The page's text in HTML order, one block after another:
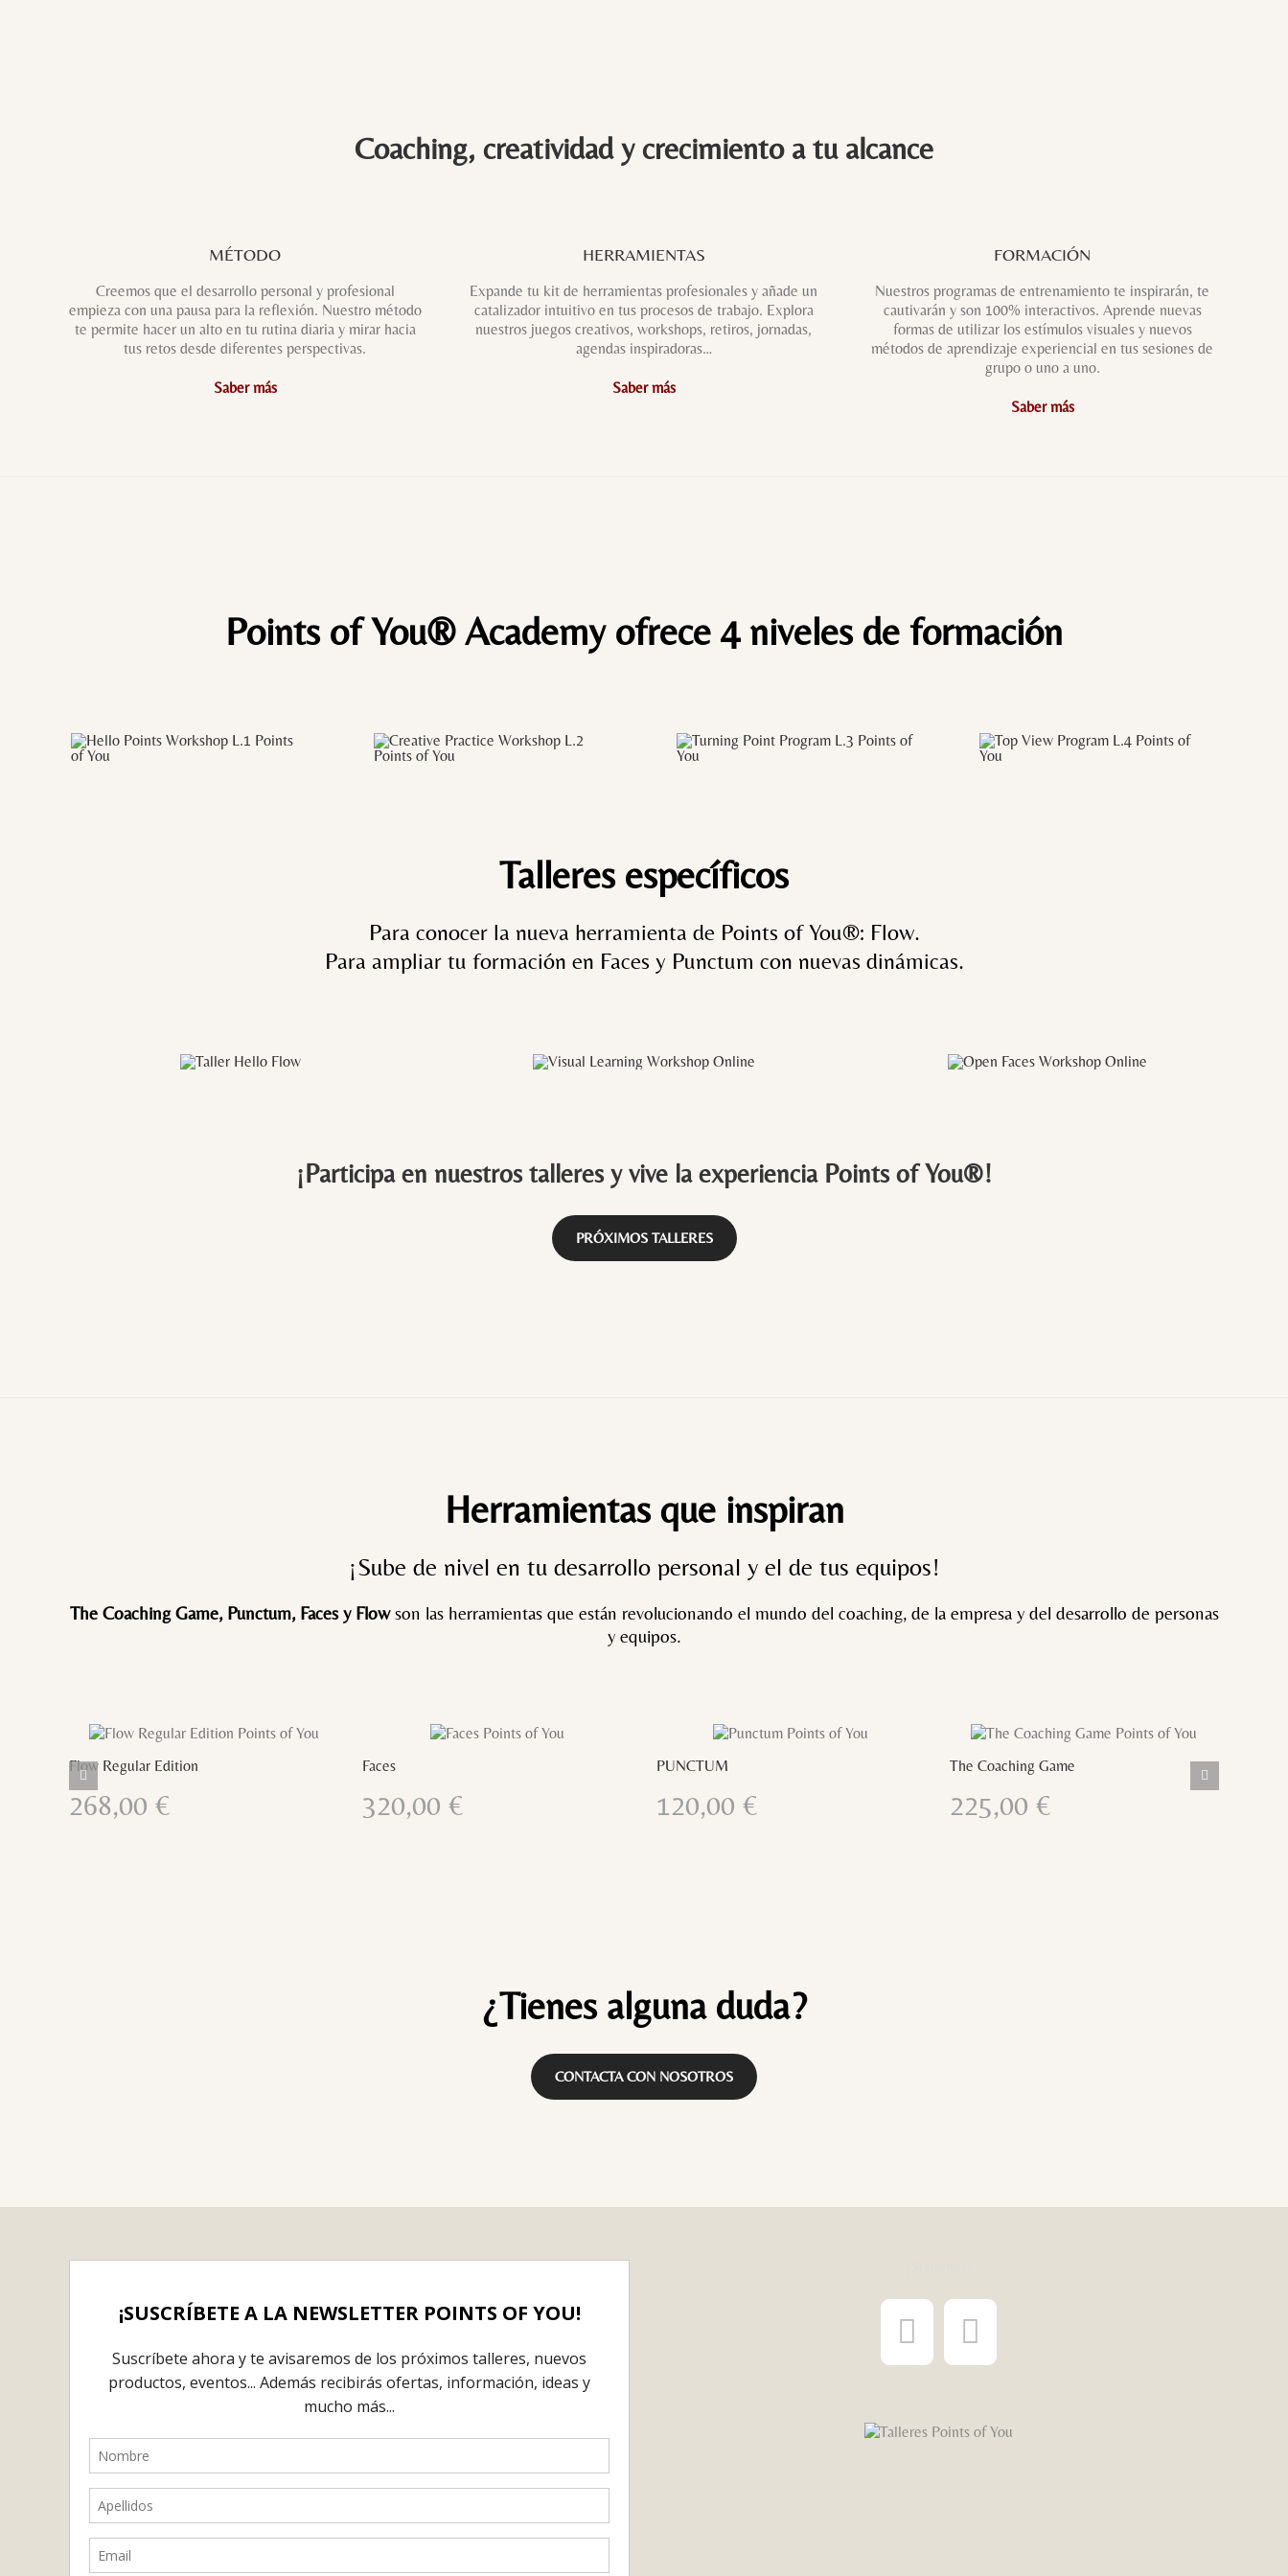
Coaching, creatividad y crecimiento a tu alcance
MÉTODO
Creemos que el desarrollo personal y profesional
empieza con una pausa para la reflexión. Nuestro método
te permite hacer un alto en tu rutina diaria y mirar hacia
tus retos desde diferentes perspectivas.
Saber más
HERRAMIENTAS
Expande tu kit de herramientas profesionales y añade un
catalizador intuitivo en tus procesos de trabajo. Explora
nuestros juegos creativos, workshops, retiros, jornadas,
agendas inspiradoras…
Saber más
FORMACIÓN
Nuestros programas de entrenamiento te inspirarán, te
cautivarán y son 100% interactivos. Aprende nuevas
formas de utilizar los estímulos visuales y nuevos
métodos de aprendizaje experiencial en tus sesiones de
grupo o uno a uno.
Saber más
Points of You® Academy ofrece 4 niveles de formación
Talleres específicos
Para conocer la nueva herramienta de Points of You®: Flow.
Para ampliar tu formación en Faces y Punctum con nuevas dinámicas.
¡Participa en nuestros talleres y vive la experiencia Points of You®!
PRÓXIMOS TALLERES
Herramientas que inspiran
¡Sube de nivel en tu desarrollo personal y el de tus equipos!
The Coaching Game, Punctum, Faces y Flowson las herramientas que están revolucionando el mundo del coaching, de la empresa y del desarrollo de personas
y equipos.
Flow Regular Edition
268,00 €
Detalles
Faces
320,00€
DetallesPUNCTUM
120,00 €
The Coaching Game
225,00 €
¿Tienes alguna duda?
CONTACTA CON NOSOTROS